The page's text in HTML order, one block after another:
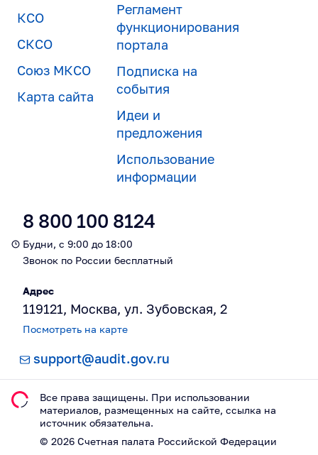
КСО
СКСО
Союз МКСО
Карта сайта
Регламент
функционирования
портала
Подписка на
события
Идеи и
предложения
Использование
информации
8 800 100 8124
Будни, с 9:00 до 18:00
Звонок по России бесплатный
Адрес
119121, Москва, ул. Зубовская, 2
Посмотреть на карте
support@audit.gov.ru
Все права защищены. При использовании
материалов, размещeнных на сайте, ссылка на
источник обязательна.
© 2026 Счетная палата Российской Федерации